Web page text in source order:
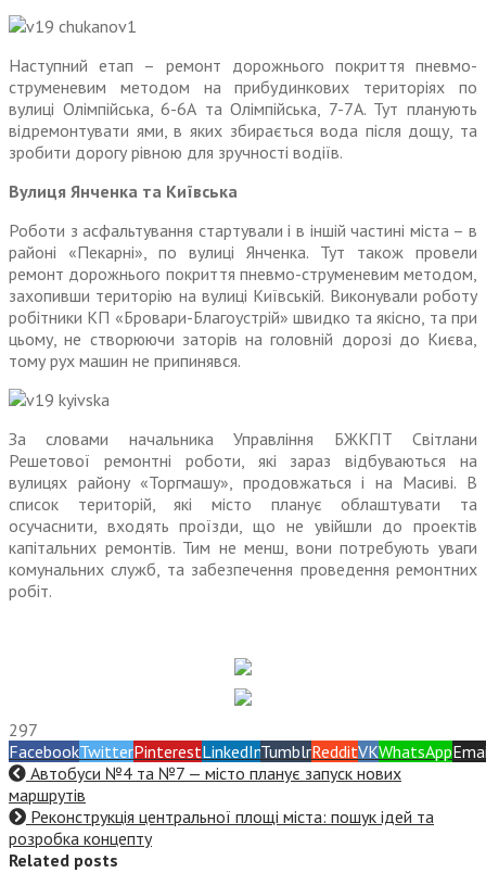
Наступний етап – ремонт дорожнього покриття пневмо-
струменевим методом на прибудинкових територіях по
вулиці Олімпійська, 6-6А та Олімпійська, 7-7А. Тут планують
відремонтувати ями, в яких збирається вода після дощу, та
зробити дорогу рівною для зручності водіїв.
Вулиця Янченка та Київська
Роботи з асфальтування стартували і в іншій частині міста – в
районі «Пекарні», по вулиці Янченка. Тут також провели
ремонт дорожнього покриття пневмо-струменевим методом,
захопивши територію на вулиці Київській. Виконували роботу
робітники КП «Бровари-Благоустрій» швидко та якісно, та при
цьому, не створюючи заторів на головній дорозі до Києва,
тому рух машин не припинявся.
За словами начальника Управління БЖКГІТ Світлани
Решетової ремонтні роботи, які зараз відбуваються на
вулицях району «Торгмашу», продовжаться і на Масиві. В
список територій, які місто планує облаштувати та
осучаснити, входять проїзди, що не увійшли до проектів
капітальних ремонтів. Тим не менш, вони потребують уваги
комунальних служб, та забезпечення проведення ремонтних
робіт.
297
FacebookTwitterPinterestLinkedInTumblrRedditVKWhatsApp
Автобуси №4 та №7 — місто планує запуск нових
маршрутів
Реконструкція центральної площі міста: пошук ідей та
розробка концепту
Related posts